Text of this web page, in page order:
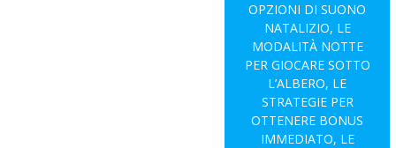
OPZIONI DI SUONO
NATALIZIO, LE
MODALITÀ NOTTE
PER GIOCARE SOTTO
L’ALBERO, LE
STRATEGIE PER
OTTENERE BONUS
IMMEDIATO, LE